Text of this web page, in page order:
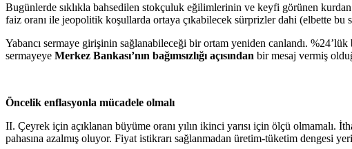
Bugünlerde sıklıkla bahsedilen stokçuluk eğilimlerinin ve keyfi görünen kurdan
faiz oranı ile jeopolitik koşullarda ortaya çıkabilecek sürprizler dahi (elbette
Yabancı sermaye girişinin sağlanabileceği bir ortam yeniden canlandı.
sermayeye Merkez Bankası’nın bağımsızlığı açısından bir mesaj vermiş
Öncelik enflasyonla mücadele olmalı
II. Çeyrek için açıklanan büyüme oranı yılın ikinci yarısı için ölçü olmamalı.
pahasına azalmış oluyor. Fiyat istikrarı sağlanmadan üretim-tüketim dengesi